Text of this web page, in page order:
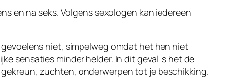
en na seks. Volgens sexologen kan iedereen
niet, simpelweg omdat het hen niet
sensaties minder helder. In dit geval is het de
zuchten, onderwerpen tot je beschikking.